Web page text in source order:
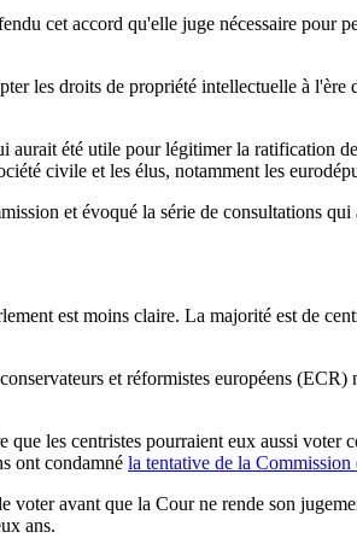
cet accord qu'elle juge nécessaire pour
les droits de propriété intellectuelle à
aurait été utile pour légitimer la ratification
civile et les élus, notamment les
et évoqué la série de consultations qui
est moins claire. La majorité est de
et réformistes européens (ECR)
les centristes pourraient eux aussi voter
ont condamné la tentative de la
voter avant que la Cour ne rende son
ans.